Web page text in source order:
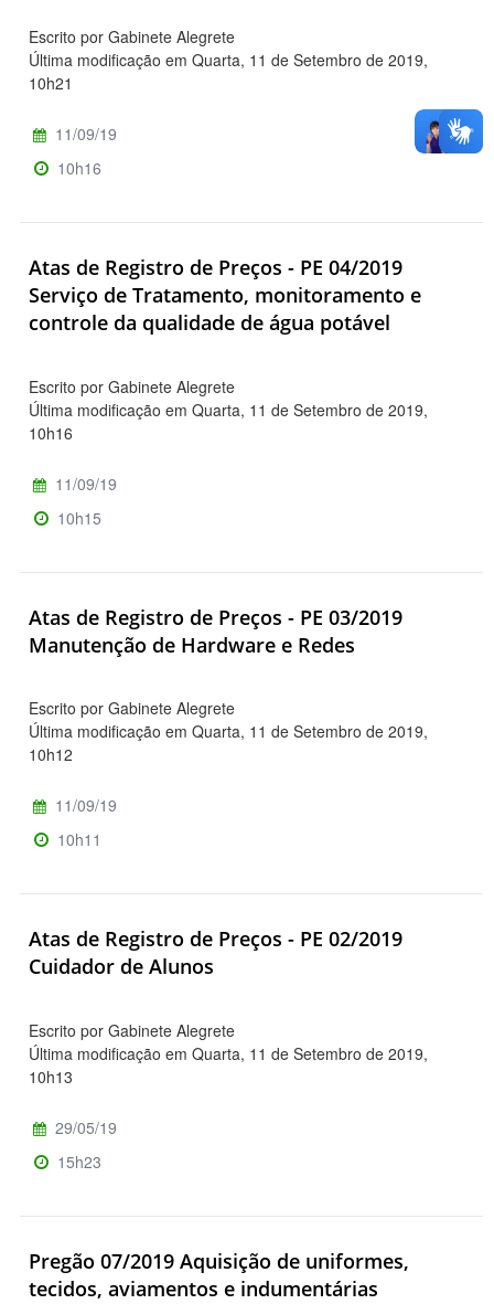
Escrito por Gabinete Alegrete
Última modificação em Quarta, 11 de Setembro de 2019,
10h21
11/09/19
10h16
Atas de Registro de Preços - PE 04/2019
Serviço de Tratamento, monitoramento e
controle da qualidade de água potável
Escrito por Gabinete Alegrete
Última modificação em Quarta, 11 de Setembro de 2019,
10h16
11/09/19
10h15
Atas de Registro de Preços - PE 03/2019
Manutenção de Hardware e Redes
Escrito por Gabinete Alegrete
Última modificação em Quarta, 11 de Setembro de 2019,
10h12
11/09/19
10h11
Atas de Registro de Preços - PE 02/2019
Cuidador de Alunos
Escrito por Gabinete Alegrete
Última modificação em Quarta, 11 de Setembro de 2019,
10h13
29/05/19
15h23
Pregão 07/2019 Aquisição de uniformes,
tecidos, aviamentos e indumentárias